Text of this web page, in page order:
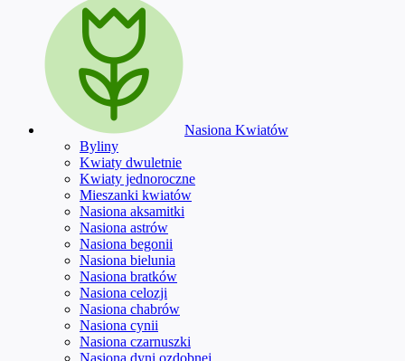
Nasiona Kwiatów
Byliny
Kwiaty dwuletnie
Kwiaty jednoroczne
Mieszanki kwiatów
Nasiona aksamitki
Nasiona astrów
Nasiona begonii
Nasiona bielunia
Nasiona bratków
Nasiona celozji
Nasiona chabrów
Nasiona cynii
Nasiona czarnuszki
Nasiona dyni ozdobnej